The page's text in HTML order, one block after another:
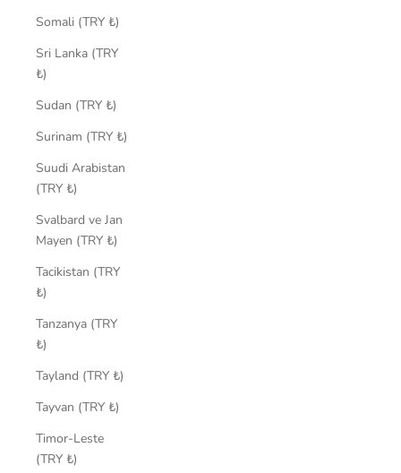
Somali (TRY ₺)
Sri Lanka (TRY
₺)
Sudan (TRY ₺)
Surinam (TRY ₺)
Suudi Arabistan
(TRY ₺)
Svalbard ve Jan
Mayen (TRY ₺)
Tacikistan (TRY
₺)
Tanzanya (TRY
₺)
Tayland (TRY ₺)
Tayvan (TRY ₺)
Timor-Leste
(TRY ₺)